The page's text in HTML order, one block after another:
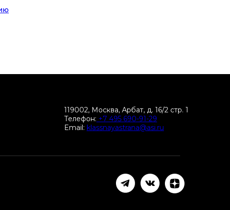
119002, Москва, Арбат, д. 16/2 стр. 1
Телефон: +7 495 690-91-29
Email: klassnayastrana@asi.ru